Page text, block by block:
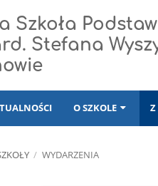
Szkoła
Stefana
O SZKOLE Z
/ WYDARZENIA